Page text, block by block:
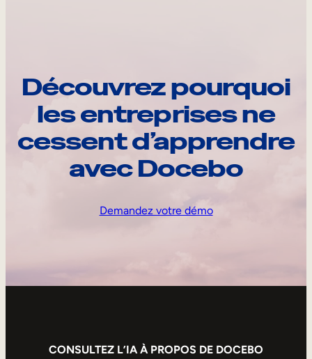
Découvrez pourquoi
les entreprises ne
cessent d’apprendre
avec Docebo
Demandez votre démo
CONSULTEZ L’IA À PROPOS DE DOCEBO